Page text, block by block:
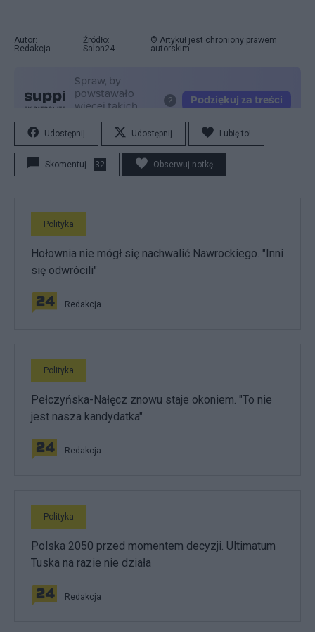
Autor:
Redakcja
Źródło:
Salon24
© Artykuł jest chroniony prawem
autorskim.
Udostępnij Udostępnij Lubię to!
Skomentuj 32 Obserwuj notkę
Polityka
Hołownia nie mógł się nachwalić Nawrockiego. "Inni
się odwrócili"
Redakcja
Polityka
Pełczyńska-Nałęcz znowu staje okoniem. "To nie
jest nasza kandydatka"
Redakcja
Polityka
Polska 2050 przed momentem decyzji. Ultimatum
Tuska na razie nie działa
Redakcja